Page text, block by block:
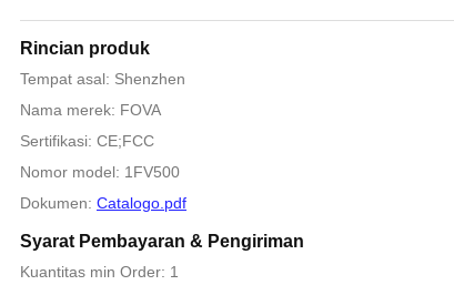
Rincian produk
Tempat asal: Shenzhen
Nama merek: FOVA
Sertifikasi: CE;FCC
Nomor model: 1FV500
Dokumen: Catalogo.pdf
Syarat Pembayaran & Pengiriman
Kuantitas min Order: 1